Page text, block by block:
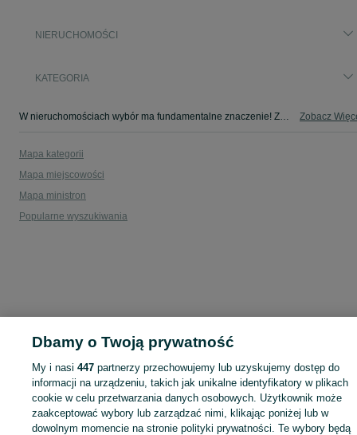
NIERUCHOMOŚCI
KATEGORIA
W nieruchomościach wybór ma fundamentalne znaczenie! Znajdź wymarzony lokal w kategorii Nieruchomości na OLX - Ostrów i okolice! Zobacz
Mapa kategorii
Mapa miejscowości
Mapa ministron
Popularne wyszukiwania
Dbamy o Twoją prywatność
My i nasi447 partnerzy przechowujemy lub uzyskujemy dostęp do
informacji na urządzeniu, takich jak unikalne identyfikatory w plikach
cookie w celu przetwarzania danych osobowych. Użytkownik może
zaakceptować wybory lub zarządzać nimi, klikając poniżej lub w
dowolnym momencie na stronie polityki prywatności. Te wybory będą